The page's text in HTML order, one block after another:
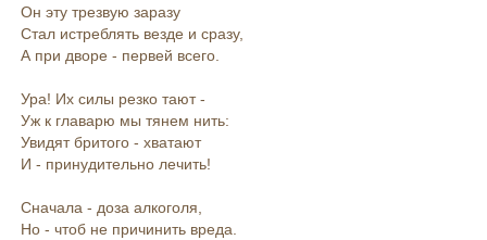
Он эту трезвую заразу
Стал истреблять везде и сразу,
А при дворе - первей всего.
Ура! Их силы резко тают -
Уж к главарю мы тянем нить:
Увидят бритого - хватают
И - принудительно лечить!
Сначала - доза алкоголя,
Но - чтоб не причинить вреда.